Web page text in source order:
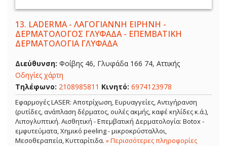
13. LADERMA - ΛΑΓΟΓΙΑΝΝΗ ΕΙΡΗΝΗ -
ΔΕΡΜΑΤΟΛΟΓΟΣ ΓΛΥΦΑΔΑ - ΕΠΕΜΒΑΤΙΚΗ
ΔΕΡΜΑΤΟΛΟΓΙΑ ΓΛΥΦΑΔΑ
Διεύθυνση: Φοίβης 46, Γλυφάδα 166 74, Αττικής
Οδηγίες χάρτη
Τηλέφωνο: 2108985811 Κινητό: 6974123978
Εφαρμογές LASER: Αποτρίχωση, Ευρυαγγείες, Αντιγήρανση
(ρυτίδες, ανάπλαση δέρματος, ουλές ακμής, καφέ κηλίδες κ.ά.),
Λιπογλυπτική. Αισθητική - Επεμβατική Δερματολογία: Botox -
εμφυτεύματα, Χημικό peeling - μικροκρύσταλλοι,
Μεσοθεραπεία, Κυτταρίτιδα. » Περισσότερες πληροφορίες